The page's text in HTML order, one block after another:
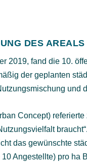
DES
2019, fand die 10.
der geplanten
und
Concept) referierte
das gewünschte
Angestellte) pro ha